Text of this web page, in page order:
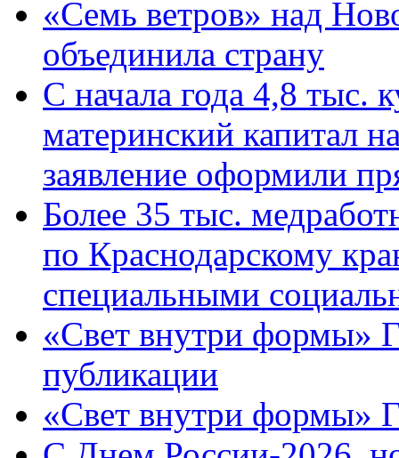
«Семь ветров» над
объединила страну
С начала года 4,8 тыс.
материнский капитал
заявление оформили
Более 35 тыс.
по Краснодарскому
специальными
«Свет внутри формы»
публикации
«Свет внутри формы»